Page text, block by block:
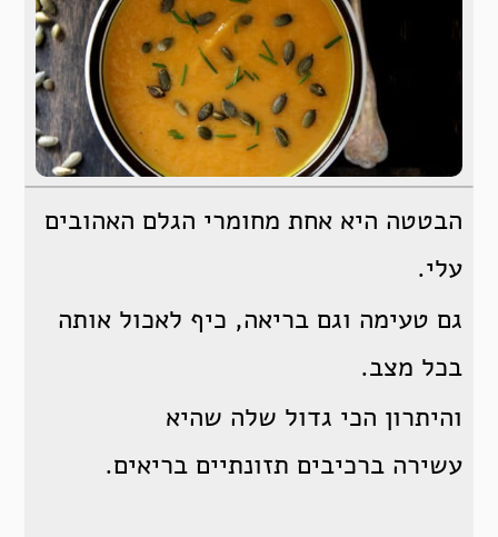
הבטטה היא אחת מחומרי הגלם האהובים
עלי.
גם טעימה וגם בריאה, כיף לאכול אותה
בכל מצב.
והיתרון הכי גדול שלה שהיא
עשירה ברכיבים תזונתיים בריאים.